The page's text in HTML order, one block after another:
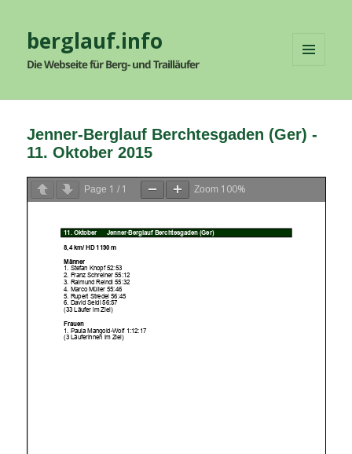
berglauf.info
Die Webseite für Berg- und Trailläufer
WIDGETS
Jenner-Berglauf Berchtesgaden (Ger) -
11. Oktober 2015
Page 1 / 1 Zoom 100%